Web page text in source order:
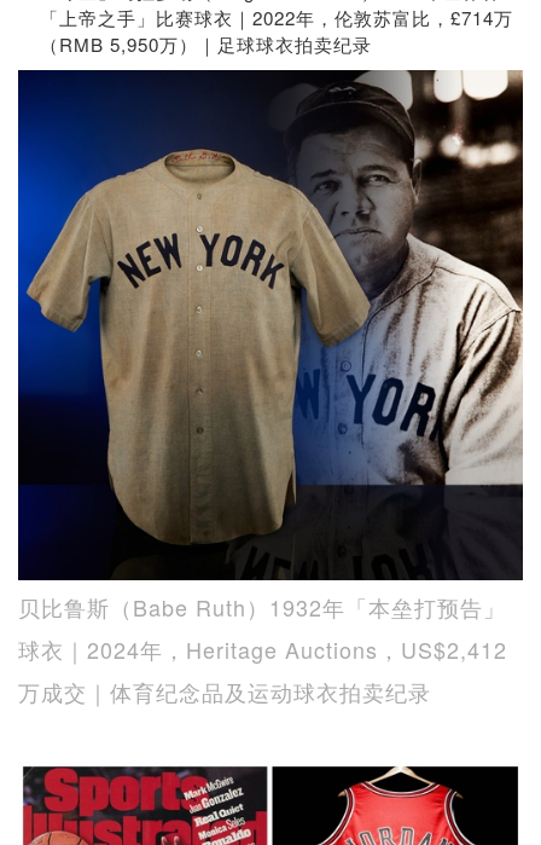
「上帝之手」比赛球衣｜2022年，伦敦苏富比，£714万
（RMB 5,950万）｜足球球衣拍卖纪录
贝比鲁斯（Babe Ruth）1932年「本垒打预告」
球衣｜2024年，Heritage Auctions，US$2,412
万成交｜体育纪念品及运动球衣拍卖纪录